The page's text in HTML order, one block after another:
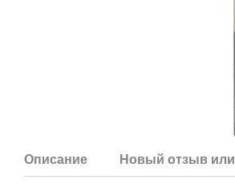
Описание Новый отзыв